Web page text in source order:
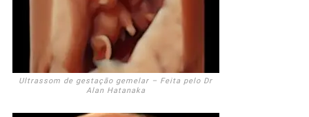
Ultrassom de gestação gemelar – Feita pelo Dr
Alan Hatanaka